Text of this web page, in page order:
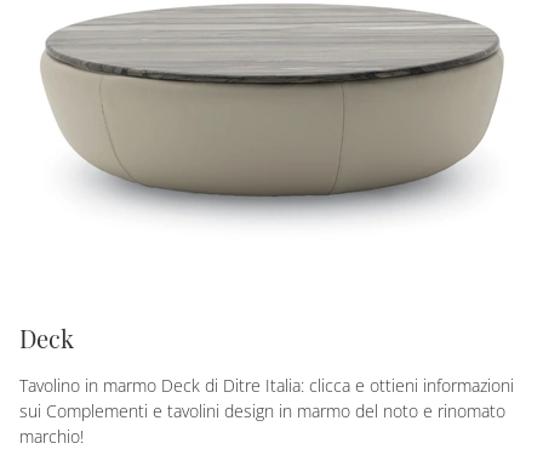
Deck
Tavolino in marmo Deck di Ditre Italia: clicca e ottieni informazioni
sui Complementi e tavolini design in marmo del noto e rinomato
marchio!